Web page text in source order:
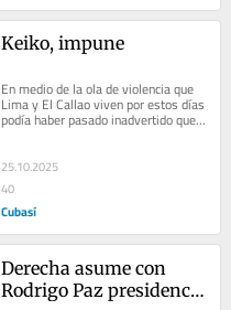
Keiko, impune
En medio de la ola de violencia que
Lima y El Callao viven por estos días
podía haber pasado inadvertido que
el Tribunal Constitucional peruano
25.10.2025
40
Cubasí
Derecha asume con
Rodrigo Paz presidencia